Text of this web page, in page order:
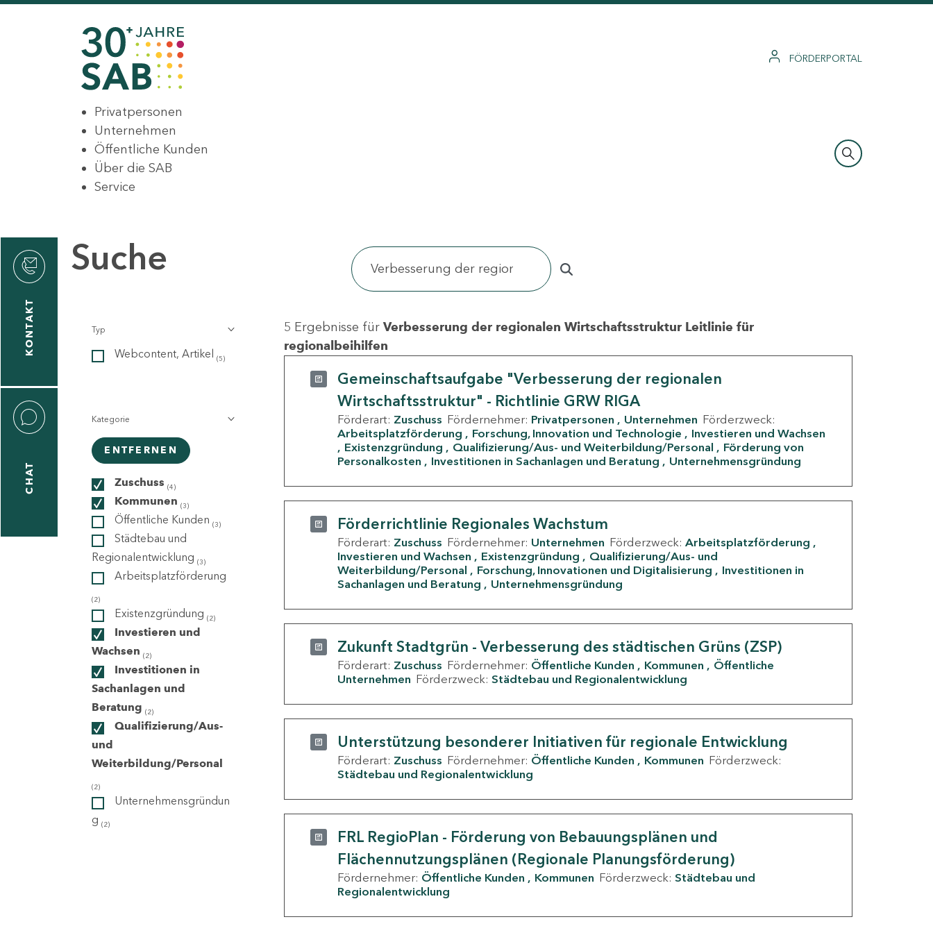
FÖRDERPORTAL
Privatpersonen
Unternehmen
Öffentliche Kunden
Über die SAB
Service
KONTAKT
CHAT
Suche
Typ
Webcontent, Artikel (5)
Kategorie
ENTFERNEN
Zuschuss (4)
Kommunen (3)
Öffentliche Kunden (3)
Städtebau und
Regionalentwicklung (3)
Arbeitsplatzförderung
(2)
Existenzgründung (2)
Investieren und
Wachsen (2)
Investitionen in
Sachanlagen und
Beratung (2)
Qualifizierung/Aus-
und
Weiterbildung/Personal
(2)
Unternehmensgründun
g (2)
5 Ergebnisse für Verbesserung der regionalen Wirtschaftsstruktur Leitlinie für
regionalbeihilfen
Gemeinschaftsaufgabe "Verbesserung der regionalen
Wirtschaftsstruktur" - Richtlinie GRW RIGA
Förderart: Zuschuss Fördernehmer: Privatpersonen Unternehmen Förderzweck:
Arbeitsplatzförderung
Forschung, Innovation und Technologie
Investieren und Wachsen
Existenzgründung
Qualifizierung/Aus- und Weiterbildung/Personal
Förderung von
Personalkosten
Investitionen in Sachanlagen und Beratung Unternehmensgründung
Förderrichtlinie Regionales Wachstum
Förderart: Zuschuss Fördernehmer: Unternehmen Förderzweck: Arbeitsplatzförderung
Investieren und Wachsen
Existenzgründung
Qualifizierung/Aus- und
Weiterbildung/Personal
Forschung, Innovationen und Digitalisierung
Investitionen in
Sachanlagen und Beratung
Unternehmensgründung
Zukunft Stadtgrün - Verbesserung des städtischen Grüns (ZSP)
Förderart: Zuschuss Fördernehmer: Öffentliche Kunden Kommunen
Öffentliche
Unternehmen Förderzweck: Städtebau und Regionalentwicklung
Unterstützung besonderer Initiativen für regionale Entwicklung
Förderart: Zuschuss Fördernehmer: Öffentliche Kunden Kommunen Förderzweck:
Städtebau und Regionalentwicklung
FRL RegioPlan - Förderung von Bebauungsplänen und
Flächennutzungsplänen (Regionale Planungsförderung)
Fördernehmer: Öffentliche Kunden Kommunen Förderzweck: Städtebau und
Regionalentwicklung